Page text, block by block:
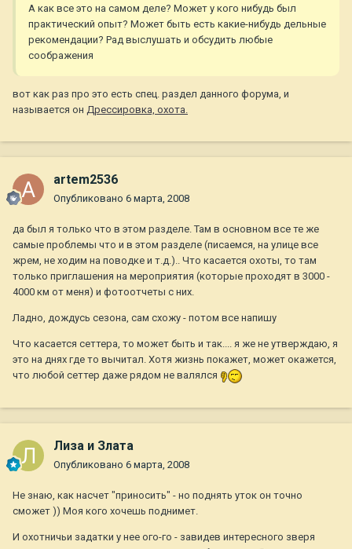
А как все это на самом деле? Может у кого нибудь был
практический опыт? Может быть есть какие-нибудь дельные
рекомендации? Рад выслушать и обсудить любые
соображения
вот как раз про это есть спец. раздел данного форума, и
называется он Дрессировка, охота.
artem2536
Опубликовано 6 марта, 2008
да был я только что в этом разделе. Там в основном все те же
самые проблемы что и в этом разделе (писаемся, на улице все
жрем, не ходим на поводке и т.д.).. Что касается охоты, то там
только приглашения на мероприятия (которые проходят в 3000 -
4000 км от меня) и фотоотчеты с них.
Ладно, дождусь сезона, сам схожу - потом все напишу
Что касается сеттера, то может быть и так.... я же не утверждаю, я
это на днях где то вычитал. Хотя жизнь покажет, может окажется,
что любой сеттер даже рядом не валялся
Лиза и Злата
Опубликовано 6 марта, 2008
Не знаю, как насчет "приносить" - но поднять уток он точно
сможет )) Моя кого хочешь поднимет.
И охотничьи задатки у нее ого-го - завидев интересного зверя